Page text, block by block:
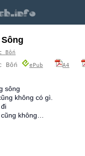
Bốn
Bốn ePub A4
sông
không có gì.
không…